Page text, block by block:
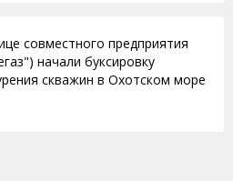
совместного предприятия
начали буксировку
скважин в Охотском море